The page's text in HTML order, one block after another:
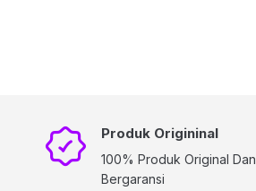
Produk Origininal
100% Produk Original Dan
Bergaransi